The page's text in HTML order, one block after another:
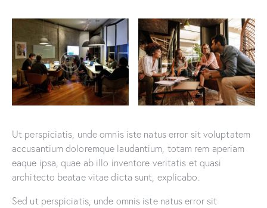
Ut perspiciatis, unde omnis iste natus error sit voluptatem
accusantium doloremque laudantium, totam rem aperiam
eaque ipsa, quae ab illo inventore veritatis et quasi
architecto beatae vitae dicta sunt, explicabo.
Sed ut perspiciatis, unde omnis iste natus error sit